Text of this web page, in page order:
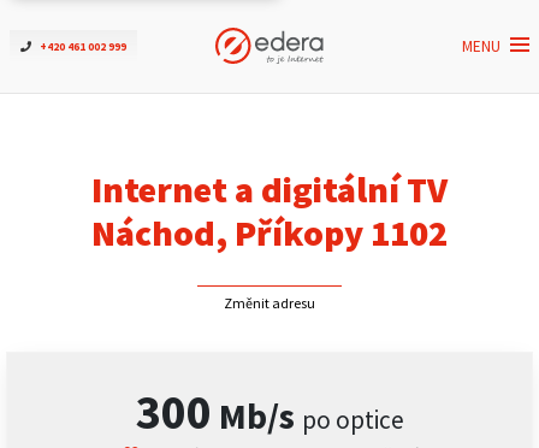
+420 461 002 999 MENU
Ověřit dostupnost
ČEZNET TV
Kontakt
Internet a digitální TV
Náchod, Příkopy 1102
Změnit adresu
300 Mb/s po optice